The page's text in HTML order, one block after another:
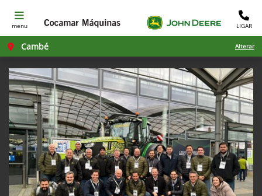
menu LIGAR
Cambé Alterar